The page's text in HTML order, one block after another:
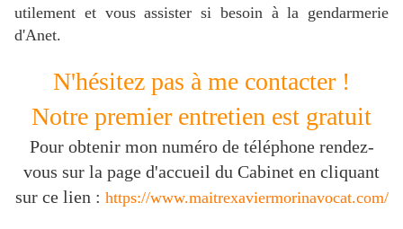
utilement et vous assister si besoin à la gendarmerie
d'Anet.
N'hésitez pas à me contacter !
Notre premier entretien est gratuit
Pour obtenir mon numéro de téléphone rendez-
vous sur la page d'accueil du Cabinet en cliquant
sur ce lien : https://www.maitrexaviermorinavocat.com/